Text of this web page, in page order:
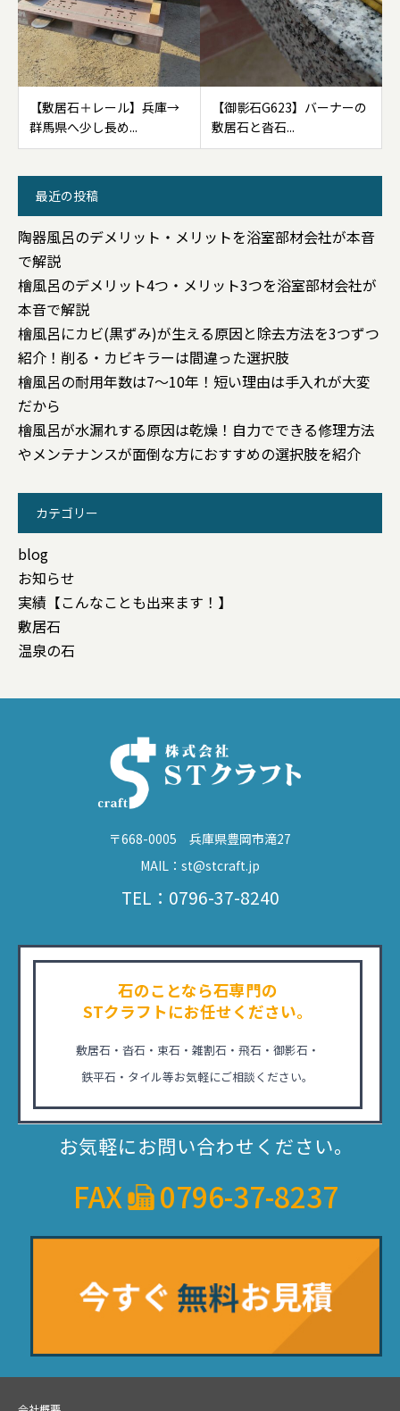
【敷居石＋レール】兵庫→
群馬県へ少し長め...
【御影石G623】バーナーの
敷居石と沓石...
最近の投稿
陶器風呂のデメリット・メリットを浴室部材会社が本音
で解説
檜風呂のデメリット4つ・メリット3つを浴室部材会社が
本音で解説
檜風呂にカビ(黒ずみ)が生える原因と除去方法を3つずつ
紹介！削る・カビキラーは間違った選択肢
檜風呂の耐用年数は7〜10年！短い理由は手入れが大変
だから
檜風呂が水漏れする原因は乾燥！自力でできる修理方法
やメンテナンスが面倒な方におすすめの選択肢を紹介
カテゴリー
blog
お知らせ
実績【こんなことも出来ます！】
敷居石
温泉の石
〒668-0005 兵庫県豊岡市滝27
MAIL：st@stcraft.jp
TEL：0796-37-8240
石のことなら石専門の
STクラフトにお任せください。
敷居石・沓石・束石・雑割石・飛石・御影石・
鉄平石・タイル等お気軽にご相談ください。
お気軽にお問い合わせください。
FAX 0796-37-8237